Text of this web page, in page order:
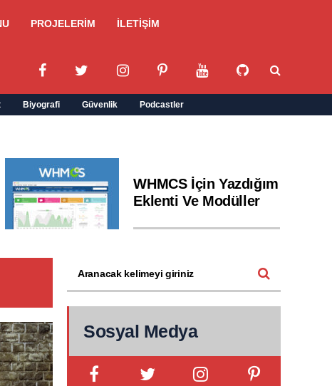
PROJELERİM İLETİŞİM
Biyografi Güvenlik Podcastler
WHMCS İçin Yazdığım
Eklenti Ve Modüller
Sosyal Medya